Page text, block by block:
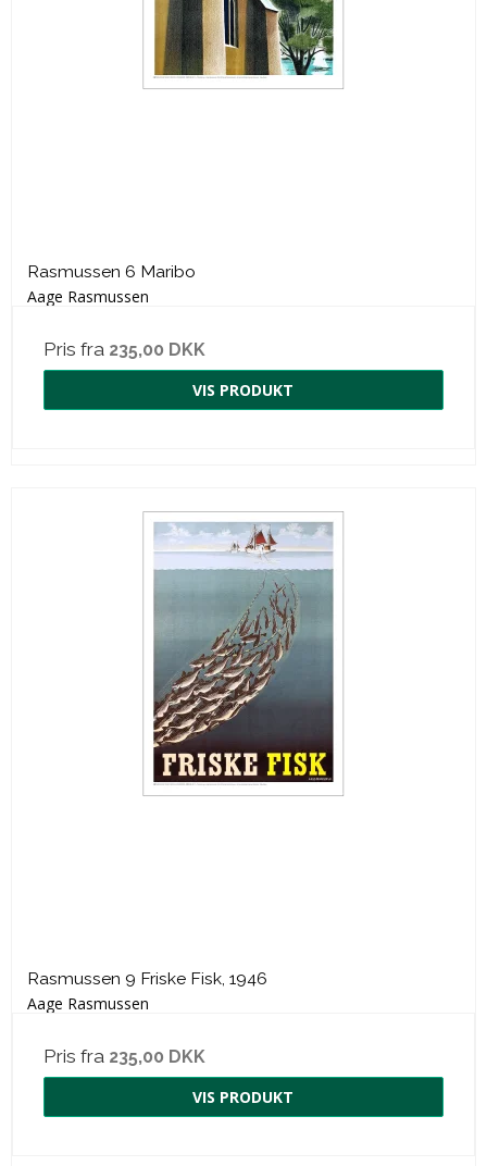
Rasmussen 6 Maribo
Aage Rasmussen
Pris fra 235,00 DKK
VIS PRODUKT
Rasmussen 9 Friske Fisk, 1946
Aage Rasmussen
Pris fra 235,00 DKK
VIS PRODUKT